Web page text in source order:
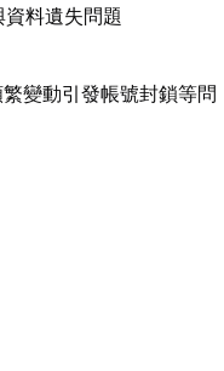
料遺失問題
變動引發帳號封鎖等問